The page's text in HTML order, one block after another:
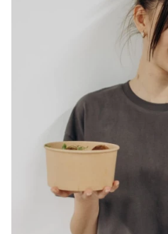
Υγεία + Διατροφή
Σχέσεις & Σεξ
Woman Power